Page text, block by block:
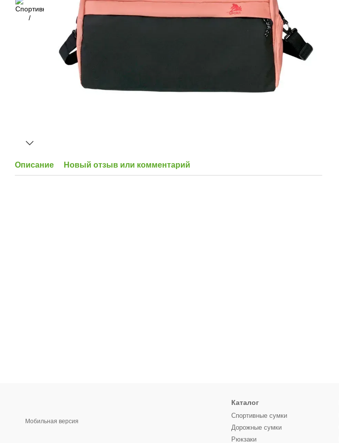
Описание Новый отзыв или комментарий
Мобильная версия
Каталог
Спортивные сумки
Дорожные сумки
Рюкзаки